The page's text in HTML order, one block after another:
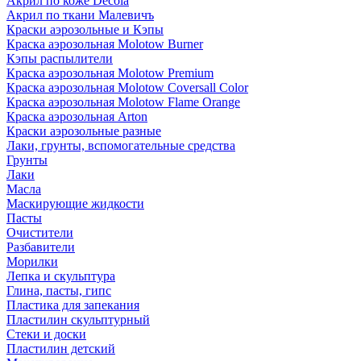
Акрил по ткани Малевичъ
Краски аэрозольные и Кэпы
Краска аэрозольная Molotow Burner
Кэпы распылители
Краска аэрозольная Molotow Premium
Краска аэрозольная Molotow Coversall Color
Краска аэрозольная Molotow Flame Orange
Краска аэрозольная Arton
Краски аэрозольные разные
Лаки, грунты, вспомогательные средства
Грунты
Лаки
Масла
Маскирующие жидкости
Пасты
Очистители
Разбавители
Морилки
Лепка и скульптура
Глина, пасты, гипс
Пластика для запекания
Пластилин скульптурный
Стеки и доски
Пластилин детский